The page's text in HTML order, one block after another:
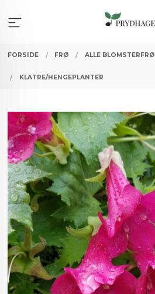
innholdet
FORSIDE FRØ ALLE BLOMSTERFRØ
KLATRE/HENGEPLANTER